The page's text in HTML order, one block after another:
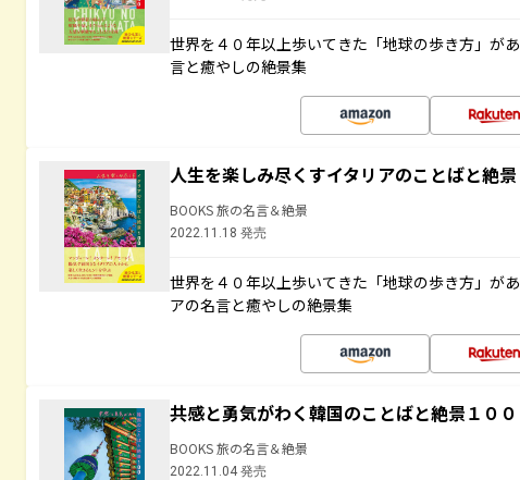
世界を４０年以上歩いてきた「地球の歩き方」が
言と癒やしの絶景集
人生を楽しみ尽くすイタリアのことばと絶景
BOOKS 旅の名言＆絶景
2022.11.18 発売
世界を４０年以上歩いてきた「地球の歩き方」が
アの名言と癒やしの絶景集
共感と勇気がわく韓国のことばと絶景１００
BOOKS 旅の名言＆絶景
2022.11.04 発売